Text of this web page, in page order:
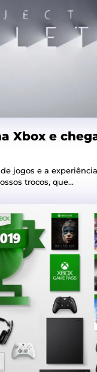
Xbox e
jogos e a
trocos, que...